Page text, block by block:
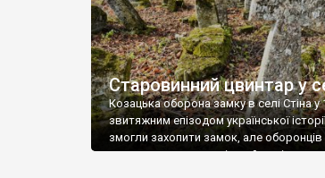
Старовинний цвинтар у
Козацька оборона замку в селі Стіна у
звитяжним епізодом української
змогли захопити замок, але
поховали на цвинтарі, який тоді